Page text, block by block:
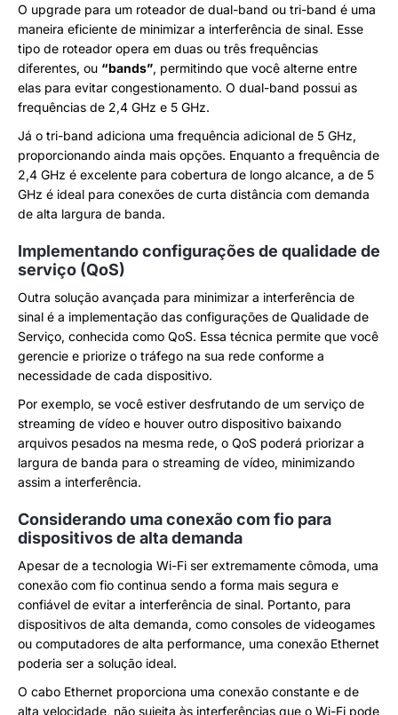
O upgrade para um roteador de dual-band ou tri-band é uma
maneira eficiente de minimizar a interferência de sinal. Esse
tipo de roteador opera em duas ou três frequências
diferentes, ou “bands”, permitindo que você alterne entre
elas para evitar congestionamento. O dual-band possui as
frequências de 2,4 GHz e 5 GHz.
Já o tri-band adiciona uma frequência adicional de 5 GHz,
proporcionando ainda mais opções. Enquanto a frequência de
2,4 GHz é excelente para cobertura de longo alcance, a de 5
GHz é ideal para conexões de curta distância com demanda
de alta largura de banda.
Implementando configurações de qualidade de
serviço (QoS)
Outra solução avançada para minimizar a interferência de
sinal é a implementação das configurações de Qualidade de
Serviço, conhecida como QoS. Essa técnica permite que você
gerencie e priorize o tráfego na sua rede conforme a
necessidade de cada dispositivo.
Por exemplo, se você estiver desfrutando de um serviço de
streaming de vídeo e houver outro dispositivo baixando
arquivos pesados na mesma rede, o QoS poderá priorizar a
largura de banda para o streaming de vídeo, minimizando
assim a interferência.
Considerando uma conexão com fio para
dispositivos de alta demanda
Apesar de a tecnologia Wi-Fi ser extremamente cômoda, uma
conexão com fio continua sendo a forma mais segura e
confiável de evitar a interferência de sinal. Portanto, para
dispositivos de alta demanda, como consoles de videogames
ou computadores de alta performance, uma conexão Ethernet
poderia ser a solução ideal.
O cabo Ethernet proporciona uma conexão constante e de
alta velocidade, não sujeita às interferências que o Wi-Fi pode